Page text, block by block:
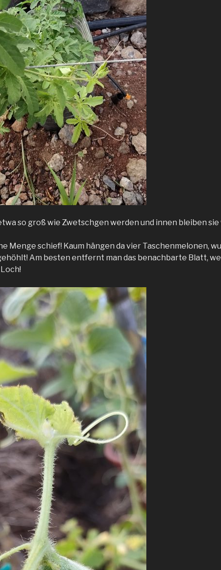
so groß wie Zwetschgen werden und innen bleiben sie
Menge schief! Kaum hängen da vier Taschenmelonen,
Am besten entfernt man das benachbarte Blatt,